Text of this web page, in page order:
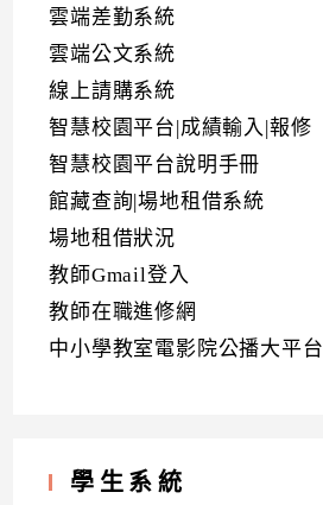
雲端差勤系統
雲端公文系統
線上請購系統
智慧校園平台|成績輸入|報修
智慧校園平台說明手冊
館藏查詢|場地租借系統
場地租借狀況
教師Gmail登入
教師在職進修網
中小學教室電影院公播大平台
學生系統